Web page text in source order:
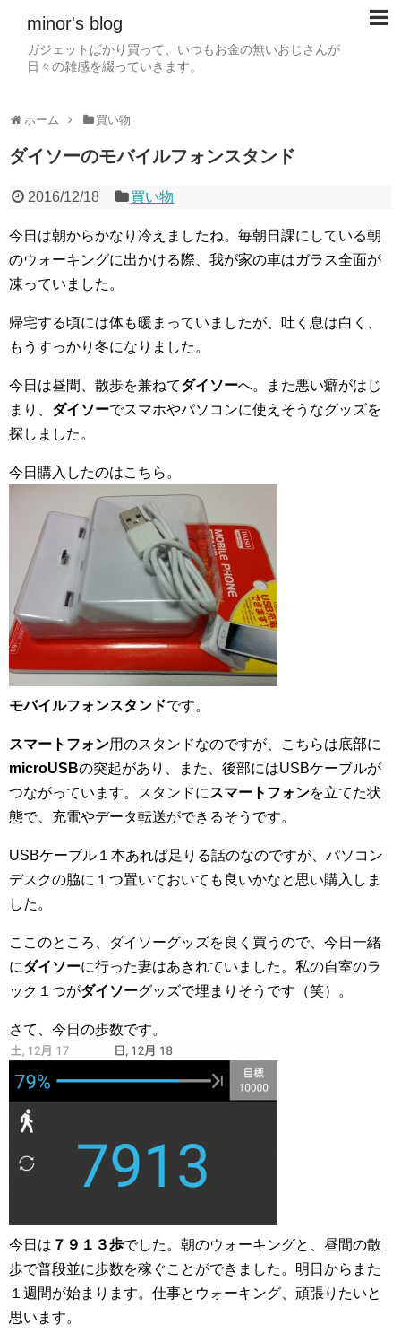
minor's blog
ガジェットばかり買って、いつもお金の無いおじさんが
日々の雑感を綴っていきます。
ホーム 買い物
ダイソーのモバイルフォンスタンド
2016/12/18 買い物
今日は朝からかなり冷えましたね。毎朝日課にしている朝
のウォーキングに出かける際、我が家の車はガラス全面が
凍っていました。
帰宅する頃には体も暖まっていましたが、吐く息は白く、
もうすっかり冬になりました。
今日は昼間、散歩を兼ねてダイソーへ。また悪い癖がはじ
まり、 ダイソーでスマホやパソコンに使えそうなグッズを
探しました。
今日購入したのはこちら。
モバイルフォンスタンドです。
スマートフォン用のスタンドなのですが、こちらは底部に
microUSBの突起があり、また、後部にはUSBケーブルが
つながっています。スタンドに スマートフォンを立てた状
態で、充電やデータ転送ができるそうです。
USBケーブル１本あれば足りる話のなのですが、パソコン
デスクの脇に１つ置いておいても良いかなと思い購入しま
した。
ここのところ、ダイソーグッズを良く買うので、今日一緒
にダイソーに行った妻はあきれていました。私の自室のラ
ック１つがダイソーグッズで埋まりそうです（笑）。
さて、今日の歩数です。
今日は ７９１３歩でした。朝のウォーキングと、昼間の散
歩で普段並に歩数を稼ぐことができました。明日からまた
１週間が始まります。仕事とウォーキング、頑張りたいと
思います。